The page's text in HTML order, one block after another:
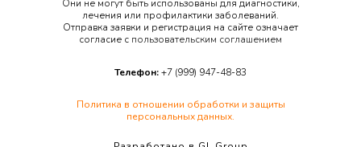
Они не могут быть использованы для диагностики,
лечения или профилактики заболеваний.
Отправка заявки и регистрация на сайте означает
согласие с пользовательским соглашением
Политика в отношении обработки и защиты
персональных данных.
Телефон:+7 (999) 947-48-83